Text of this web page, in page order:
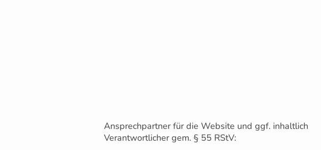
Ansprechpartner für die Website und ggf. inhaltlich
Verantwortlicher gem. § 55 RStV: